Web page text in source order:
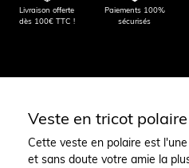
Livraison offerte
dès 100€ TTC !
Paiements 100%
sécurisés
Veste en tricot polaire
Cette veste en polaire est
et sans doute votre amie la